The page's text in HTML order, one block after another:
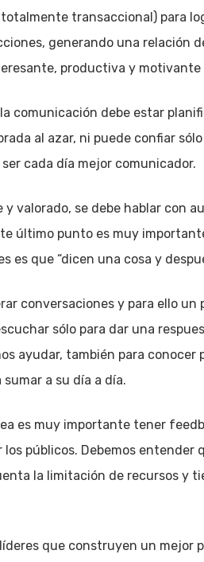
transaccional) para
generando una relación
productiva y motivante
comunicación debe estar
al azar, ni puede confiar
cada día mejor comunicador.
y valorado, se debe hablar con
último punto es muy
es que “dicen una cosa y
conversaciones y para ello
sólo para dar una
ayudar, también para
a su día a día.
es muy importante tener
públicos. Debemos entender
la limitación de recursos y
que construyen un mejor